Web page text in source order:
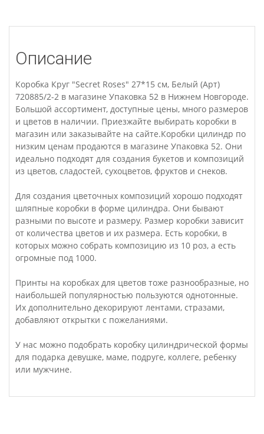
Описание
Коробка Круг "Secret Roses" 27*15 см, Белый (Арт)
720885/2-2 в магазине Упаковка 52 в Нижнем Новгороде.
Большой ассортимент, доступные цены, много размеров
и цветов в наличии. Приезжайте выбирать коробки в
магазин или заказывайте на сайте.Коробки цилиндр по
низким ценам продаются в магазине Упаковка 52. Они
идеально подходят для создания букетов и композиций
из цветов, сладостей, сухоцветов, фруктов и снеков.
Для создания цветочных композиций хорошо подходят
шляпные коробки в форме цилиндра. Они бывают
разными по высоте и размеру. Размер коробки зависит
от количества цветов и их размера. Есть коробки, в
которых можно собрать композицию из 10 роз, а есть
огромные под 1000.
Принты на коробках для цветов тоже разнообразные, но
наибольшей популярностью пользуются однотонные.
Их дополнительно декорируют лентами, стразами,
добавляют открытки с пожеланиями.
У нас можно подобрать коробку цилиндрической формы
для подарка девушке, маме, подруге, коллеге, ребенку
или мужчине.